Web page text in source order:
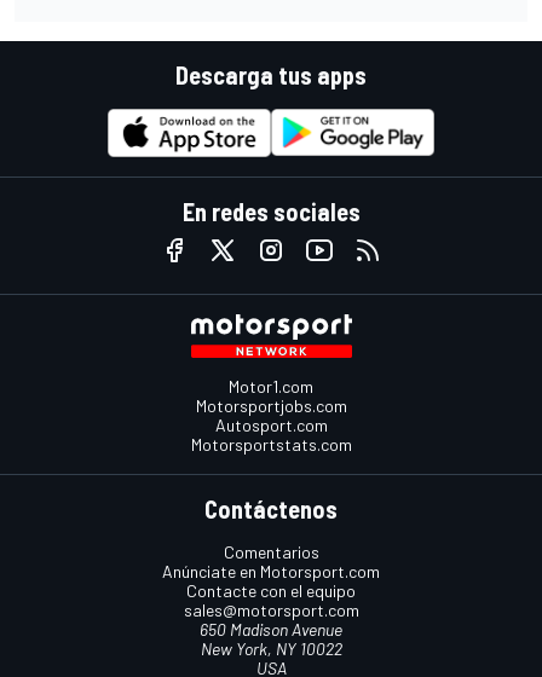
Descarga tus apps
En redes sociales
Motor1.com
Motorsportjobs.com
Autosport.com
Motorsportstats.com
Contáctenos
Comentarios
Anúnciate en Motorsport.com
Contacte con el equipo
sales@motorsport.com
650 Madison Avenue
New York, NY 10022
USA